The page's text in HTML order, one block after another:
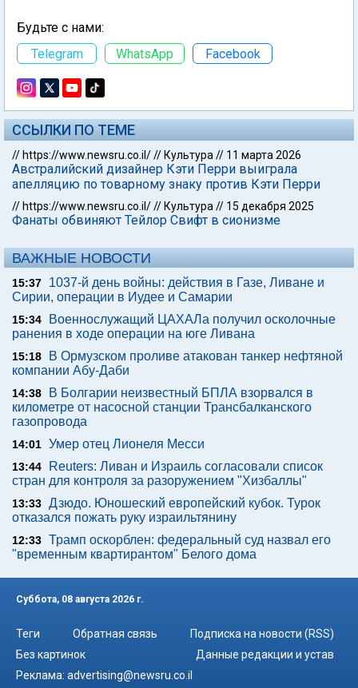
Будьте с нами:
Telegram
WhatsApp Facebook
ССЫЛКИ ПО ТЕМЕ
// https://www.newsru.co.il/// Культура // 11 марта 2026
Австралийский дизайнер Кэти Перри выиграла
апелляцию по товарному знаку против Кэти Перри
// https://www.newsru.co.il/// Культура // 15 декабря 2025
Фанаты обвиняют Тейлор Свифт в сионизме
ВАЖНЫЕ НОВОСТИ
15:37
1037-й день войны: действия в Газе, Ливане и
Сирии, операции в Иудее и Самарии
15:34
Военнослужащий ЦАХАЛа получил осколочные
ранения в ходе операции на юге Ливана
15:18
В Ормузском проливе атакован танкер нефтяной
компании Абу-Даби
14:38
В Болгарии неизвестный БПЛА взорвался в
километре от насосной станции Трансбалканского
газопровода
14:01 Умер отец Лионеля Месси
13:44
Reuters: Ливан и Израиль согласовали список
стран для контроля за разоружением "Хизбаллы"
13:33 Дзюдо. Юношеский европейский кубок. Турок
отказался пожать руку израильтянину
12:33 Трамп оскорблен: федеральный суд назвал его
"временным квартирантом" Белого дома
Суббота, 08 августа 2026 г.
Теги Обратная связь
Подписка на новости (RSS)
Без картинок
Данные редакции и устав
Реклама: advertising@newsru.co.il